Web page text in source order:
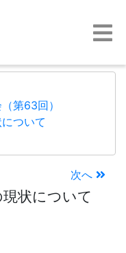
第63回）
ついて
次へ
状について